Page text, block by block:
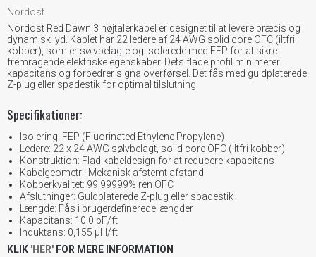
Nordost
Nordost Red Dawn 3 højtalerkabel er designet til at levere præcis og
dynamisk lyd. Kablet har 22 ledere af 24 AWG solid core OFC (iltfri
kobber), som er sølvbelagte og isolerede med FEP for at sikre
fremragende elektriske egenskaber. Dets flade profil minimerer
kapacitans og forbedrer signaloverførsel. Det fås med guldplaterede
Z-plug eller spadestik for optimal tilslutning.
Specifikationer:
Isolering: FEP (Fluorinated Ethylene Propylene)
Ledere: 22 x 24 AWG sølvbelagt, solid core OFC (iltfri kobber)
Konstruktion: Flad kabeldesign for at reducere kapacitans
Kabelgeometri: Mekanisk afstemt afstand
Kobberkvalitet: 99,99999% ren OFC
Afslutninger: Guldplaterede Z-plug eller spadestik
Længde: Fås i brugerdefinerede længder
Kapacitans: 10,0 pF/ft
Induktans: 0,155 μH/ft
KLIK 'HER' FOR MERE INFORMATION